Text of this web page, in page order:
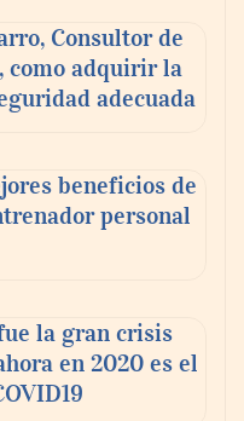
No
Consultor de
como adquirir la
adecuada
beneficios de
personal
la gran crisis
en 2020 es el